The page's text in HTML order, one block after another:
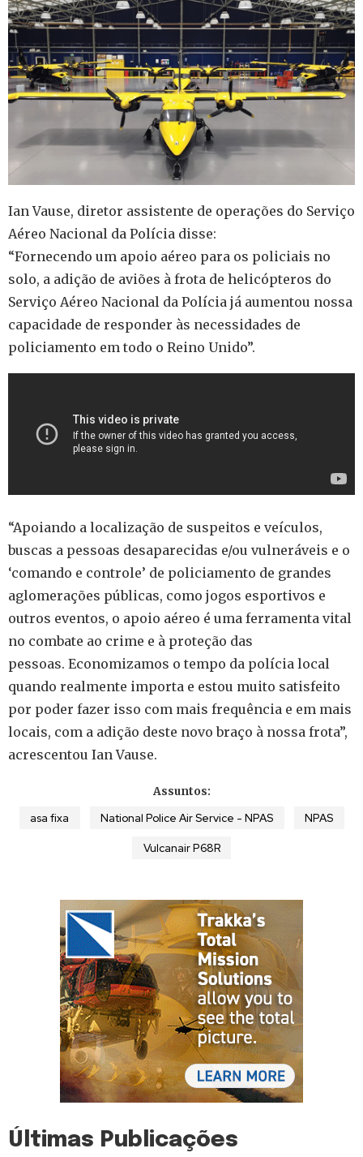
Ian Vause, diretor assistente de operações do Serviço
Aéreo Nacional da Polícia disse:
“Fornecendo um apoio aéreo para os policiais no
solo, a adição de aviões à frota de helicópteros do
Serviço Aéreo Nacional da Polícia já aumentou nossa
capacidade de responder às necessidades de
policiamento em todo o Reino Unido”.
“Apoiando a localização de suspeitos e veículos,
buscas a pessoas desaparecidas e/ou vulneráveis e o
‘comando e controle’ de policiamento de grandes
aglomerações públicas, como jogos esportivos e
outros eventos, o apoio aéreo é uma ferramenta vital
no combate ao crime e à proteção das
pessoas. Economizamos o tempo da polícia local
quando realmente importa e estou muito satisfeito
por poder fazer isso com mais frequência e em mais
locais, com a adição deste novo braço à nossa frota”,
acrescentou Ian Vause.
Assuntos:
asa fixa National Police Air Service - NPAS NPAS
Vulcanair P68R
Últimas Publicações